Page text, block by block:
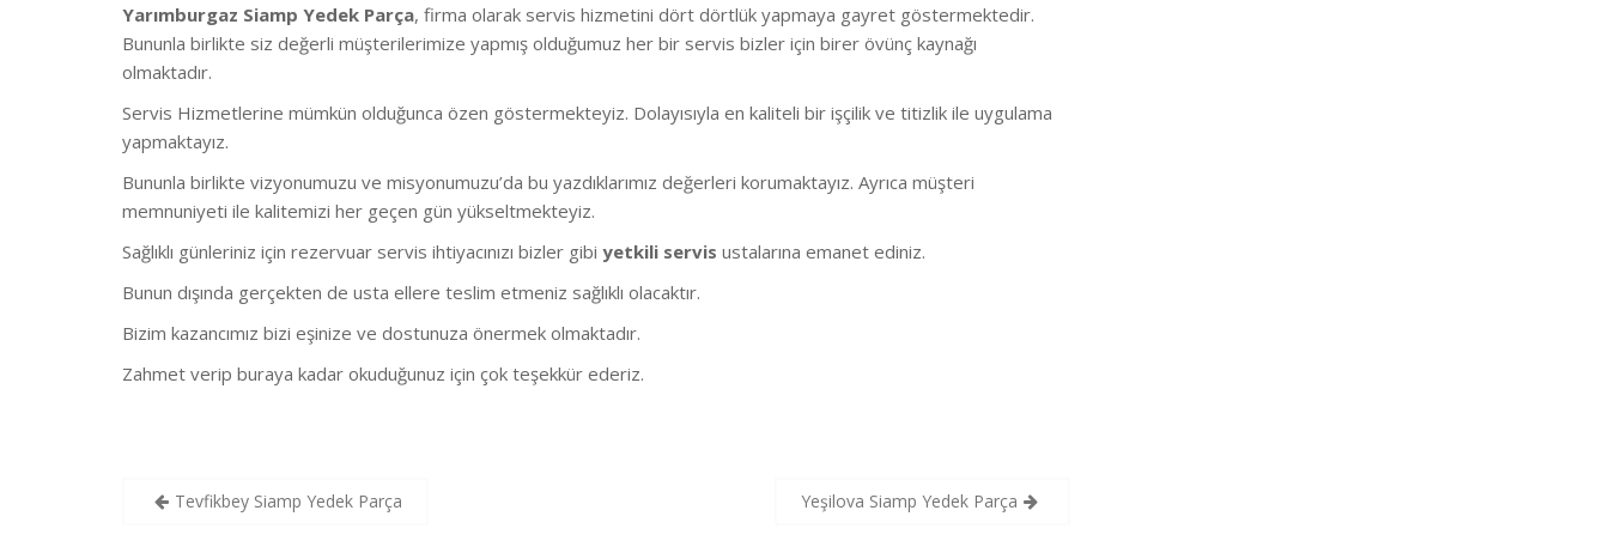
Yarımburgaz Siamp Yedek Parça, firma olarak servis hizmetini dört dörtlük yapmaya gayret göstermektedir.
Bununla birlikte siz değerli müşterilerimize yapmış olduğumuz her bir servis bizler için birer övünç kaynağı
olmaktadır.
Servis Hizmetlerine mümkün olduğunca özen göstermekteyiz. Dolayısıyla en kaliteli bir işçilik ve titizlik ile uygulama
yapmaktayız.
Bununla birlikte vizyonumuzu ve misyonumuzu’da bu yazdıklarımız değerleri korumaktayız. Ayrıca müşteri
memnuniyeti ile kalitemizi her geçen gün yükseltmekteyiz.
Sağlıklı günleriniz için rezervuar servis ihtiyacınızı bizler gibi yetkili servis ustalarına emanet ediniz.
Bunun dışında gerçekten de usta ellere teslim etmeniz sağlıklı olacaktır.
Bizim kazancımız bizi eşinize ve dostunuza önermek olmaktadır.
Zahmet verip buraya kadar okuduğunuz için çok teşekkür ederiz.
YazıTevfikbey Siamp Yedek Parça Yeşilova Siamp Yedek Parça